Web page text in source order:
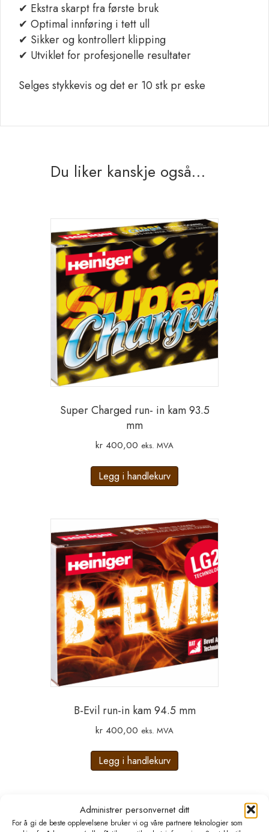
Administrer personvernet ditt
For å gi de beste opplevelsene bruker vi og våre partnere teknologier som
✔ Ekstra skarpt fra første bruk
✔ Optimal innføring i tett ull
✔ Sikker og kontrollert klipping
✔ Utviklet for profesjonelle resultater
Selges stykkevis og det er 10 stk pr eske
Du liker kanskje også…
Super Charged run- in kam 93.5
mm
kr 400,00 eks. MVA
Legg i handlekurv
B-Evil run-in kam 94.5 mm
kr 400,00 eks. MVA
Legg i handlekurv